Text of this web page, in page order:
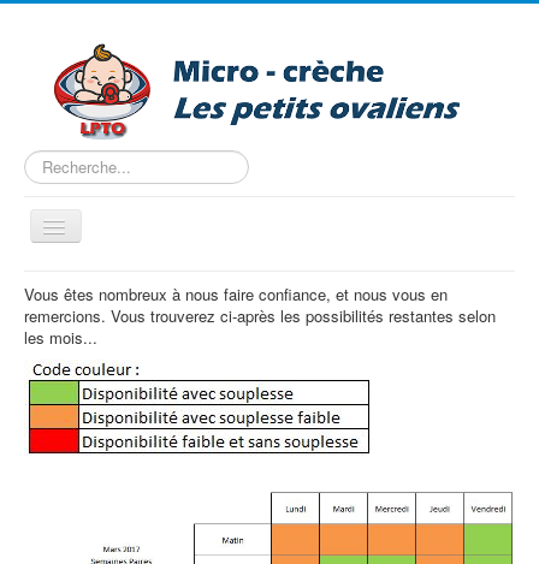
Rechercher
Basculer
la
Accueil
Nous trouver
Projet pédagogique
Tarifs
Les horaires
Vous êtes nombreux à nous faire confiance, et nous vous en
remercions. Vous trouverez ci-après les possibilités restantes selon
les mois...